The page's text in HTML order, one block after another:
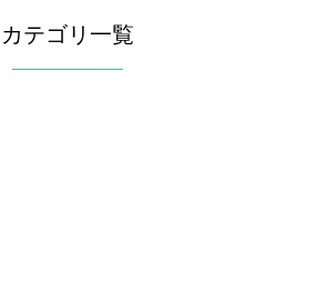
カテゴリ一覧